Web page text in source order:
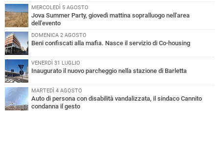
MERCOLEDÌ 5 AGOSTO
Jova Summer Party, giovedì mattina sopralluogo nell'area
dell'evento
DOMENICA 2 AGOSTO
Beni confiscati alla mafia. Nasce il servizio di Co-housing
VENERDÌ 31 LUGLIO
Inaugurato il nuovo parcheggio nella stazione di Barletta
MARTEDÌ 4 AGOSTO
Auto di persona con disabilità vandalizzata, il sindaco Cannito
condanna il gesto